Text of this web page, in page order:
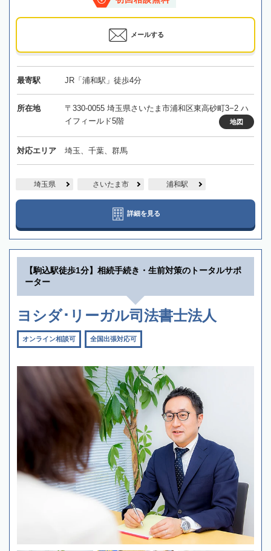
メールする
最寄駅 JR「浦和駅」徒歩4分
所在地
〒330-0055 埼玉県さいたま市浦和区東高砂町3−2 ハ
イフィールド5階
地図
対応エリア 埼玉、千葉、群馬
埼玉県 さいたま市 浦和駅
詳細を見る
【駒込駅徒歩1分】相続手続き・生前対策のトータルサポ
ーター
ヨシダ･リーガル司法書士法人
オンライン相談可 全国出張対応可